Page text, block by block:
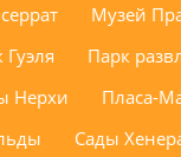
Музей
Гуэля Парк
Нерхи Пласа-
Сады